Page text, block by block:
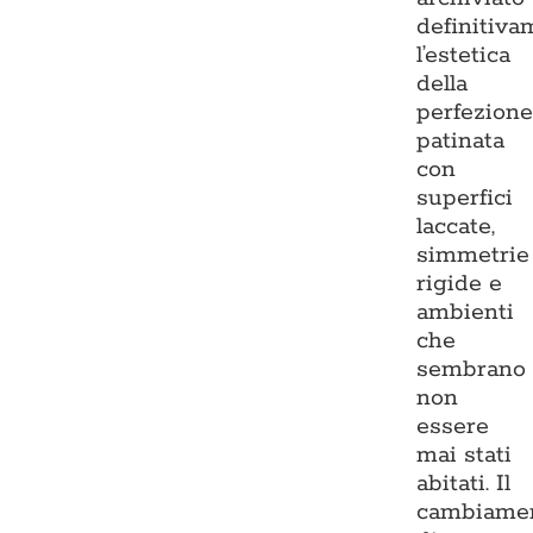
l’estetica
della
perfezione
patinata
con
superfici
laccate,
simmetrie
rigide e
ambienti
che
sembrano
non
essere
mai stati
abitati. Il